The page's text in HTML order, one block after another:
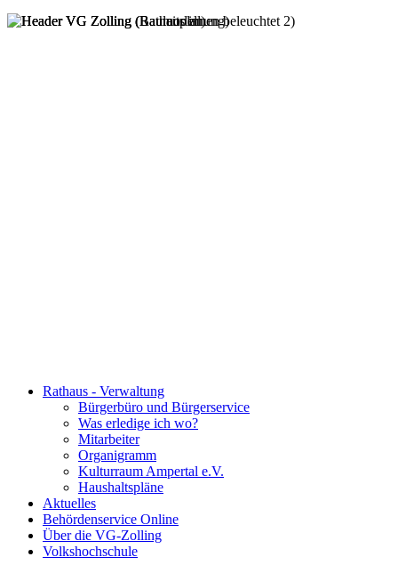
Rathaus - Verwaltung
Bürgerbüro und Bürgerservice
Was erledige ich wo?
Mitarbeiter
Organigramm
Kulturraum Ampertal e.V.
Haushaltspläne
Aktuelles
Behördenservice Online
Über die VG-Zolling
Volkshochschule